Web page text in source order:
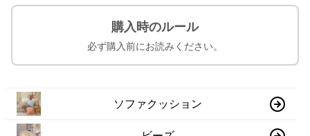
購入時のルール
必ず購入前にお読みください。
ソファクッション